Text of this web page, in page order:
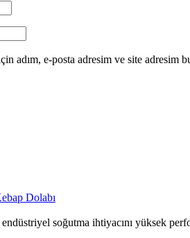
adım, e-posta adresim ve site adresim
Dolabı
soğutma ihtiyacını yüksek